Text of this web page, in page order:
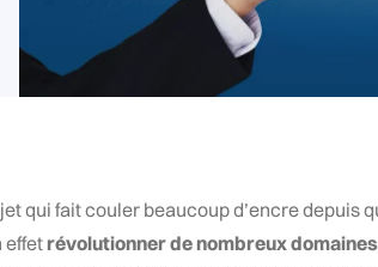
qui fait couler beaucoup d’encre depuis
effetrévolutionner de nombreux